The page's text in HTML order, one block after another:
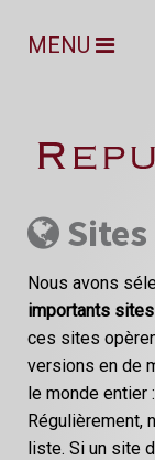
MENU
Nous avons
importants
ces sites
versions en de
le monde entier
Régulièrement,
liste. Si un site